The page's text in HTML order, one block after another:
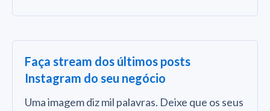
Faça stream dos últimos posts
Instagram do seu negócio
Uma imagem diz mil palavras. Deixe que os seus